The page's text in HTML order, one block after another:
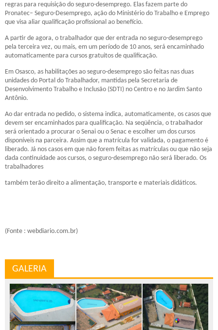
regras para requisição do seguro-desemprego. Elas fazem parte do
Pronatec– Seguro-Desemprego, ação do Ministério do Trabalho e Emprego
que visa aliar qualificação profissional ao benefício.
A partir de agora, o trabalhador que der entrada no seguro-desemprego
pela terceira vez, ou mais, em um período de 10 anos, será encaminhado
automaticamente para cursos gratuitos de qualificação.
Em Osasco, as habilitações ao seguro-desemprego são feitas nas duas
unidades do Portal do Trabalhador, mantidas pela Secretaria de
Desenvolvimento Trabalho e Inclusão (SDTI) no Centro e no Jardim Santo
Antônio.
Ao dar entrada no pedido, o sistema indica, automaticamente, os casos que
devem ser encaminhados para qualificação. Na seqüência, o trabalhador
será orientado a procurar o Senai ou o Senac e escolher um dos cursos
disponíveis na parceira. Assim que a matrícula for validada, o pagamento é
liberado. Já nos casos em que não forem feitas as matrículas ou que não seja
dada continuidade aos cursos, o seguro-desemprego não será liberado. Os
trabalhadores
também terão direito a alimentação, transporte e materiais didáticos.
(Fonte : webdiario.com.br)
GALERIA